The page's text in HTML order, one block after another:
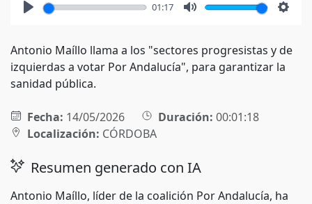
01:17
Antonio Maíllo llama a los "sectores progresistas y de
izquierdas a votar Por Andalucía", para garantizar la
sanidad pública.
Fecha: 14/05/2026 Duración: 00:01:18
Localización: CÓRDOBA
Resumen generado con IA
Antonio Maíllo, líder de la coalición Por Andalucía, ha